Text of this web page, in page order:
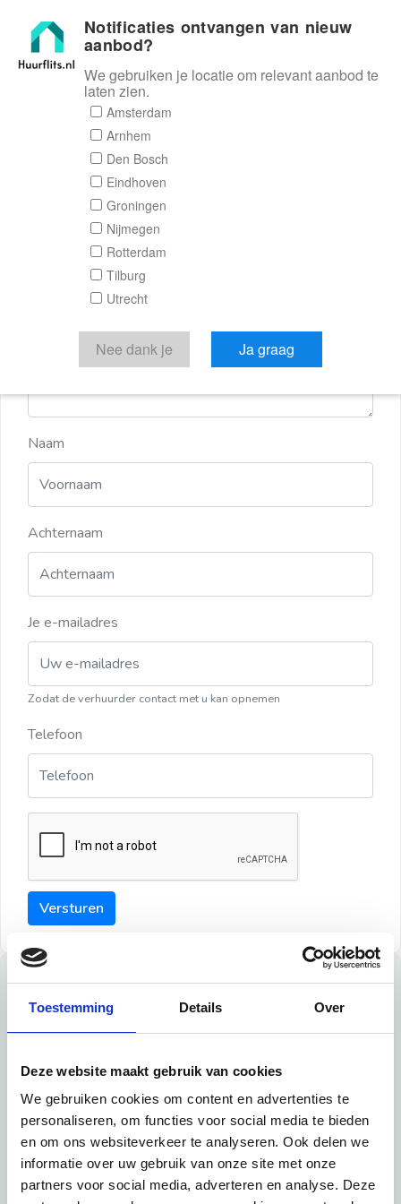
Toestemming Details Over
Deze website maakt gebruik van cookies
We gebruiken cookies om content en advertenties te
personaliseren, om functies voor social media te bieden
en om ons websiteverkeer te analyseren. Ook delen we
informatie over uw gebruik van onze site met onze
partners voor social media, adverteren en analyse. Deze
Huurflits
Reactieformulier
Huurflits
Verstuur je bericht
Door een bericht te sturen kom je in contact met de
aanbieder of makelaar van de woning.
Naam
Achternaam
Je e-mailadres
Zodat de verhuurder contact met u kan opnemen
Telefoon
Versturen
Tips
Tip 1:
Schrijf een duidelijke introductie en geef de volgende
informatie mee:
Ben je student, werkachtig of werkzoekend
Notificaties ontvangen van nieuw
aanbod?
We gebruiken je locatie om relevant aanbod te
laten zien.
Amsterdam
Arnhem
Den Bosch
Eindhoven
Groningen
Nijmegen
Rotterdam
Tilburg
Utrecht
Nee dank je Ja graag